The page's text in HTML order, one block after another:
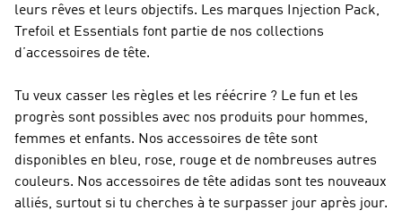
leurs rêves et leurs objectifs. Les marques Injection Pack,
Trefoil et Essentials font partie de nos collections
d’accessoires de tête.
Tu veux casser les règles et les réécrire ? Le fun et les
progrès sont possibles avec nos produits pour hommes,
femmes et enfants. Nos accessoires de tête sont
disponibles en bleu, rose, rouge et de nombreuses autres
couleurs. Nos accessoires de tête adidas sont tes nouveaux
alliés, surtout si tu cherches à te surpasser jour après jour.